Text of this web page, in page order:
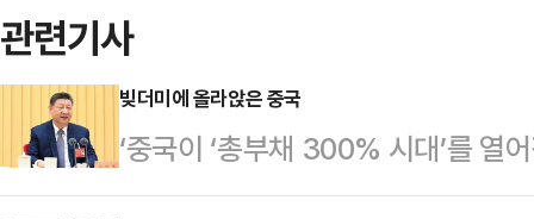
관련기사
빚더미에 올라앉은 중국
‘중국이 ‘총부채 300% 시대’를 열
는 와중에 부채 부담을 줄이기 위해